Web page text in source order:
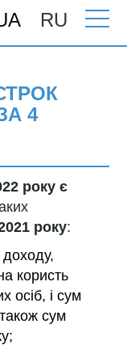
RU
спливає
4
року є
року:
користь
осіб, і сум
сум